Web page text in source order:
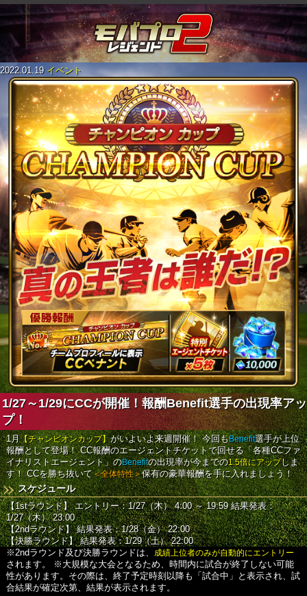
2022.01.19 イベント
1/27～1/29にCCが開催！報酬Benefit選手の出現率アッ
プ！
1月【チャンピオンカップ】がいよいよ来週開催！今回もBenefit選手が上位
報酬として登場！CC報酬のエージェントチケットで回せる「各種CCファ
イナリストエージェント」のBenefitの出現率が今までの1.5倍にアップしま
す！CCを勝ち抜いて＜全体特性＞保有の豪華報酬を手に入れましょう！
スケジュール
【1stラウンド】エントリー：1/27（木） 4:00 ～ 19:59結果発表：
1/27（木） 23:00
【2ndラウンド】結果発表：1/28（金） 22:00
【決勝ラウンド】結果発表：1/29（土） 22:00
※2ndラウンド及び決勝ラウンドは、 成績上位者のみが自動的にエントリー
されます。
※大規模な大会となるため、時間内に試合が終了しない可能
性があります。その際は、終了予定時刻以降も「試合中」と表示され、試
合結果が確定次第、結果が表示されます。